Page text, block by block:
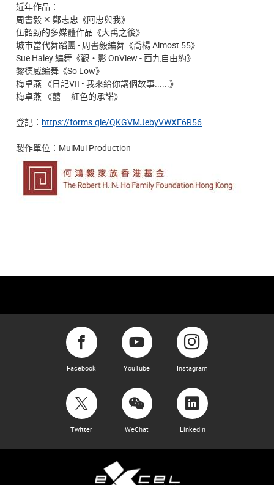
近年作品：
周書毅 ✕ 鄭志忠《阿忠與我》
伍韶勁的多媒體作品《大禹之後》
城市當代舞蹈團 - 周書毅編舞《喬楊 Almost 55》
Sue Haley 編舞《觀・影 OnView - 西九自由約》
黎德威編舞《So Low》
梅卓燕 《日記VII • 我來給你講個故事......》
梅卓燕 《囍 — 紅色的承諾》
登記： https://forms.gle/QKGVMJebyVWXE6R56
製作單位：MuiMui Production
Facebook YouTube Instagram
Twitter WeChat LinkedIn